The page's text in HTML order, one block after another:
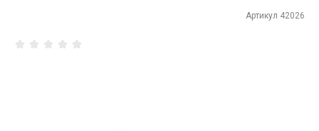
Артикул 42026